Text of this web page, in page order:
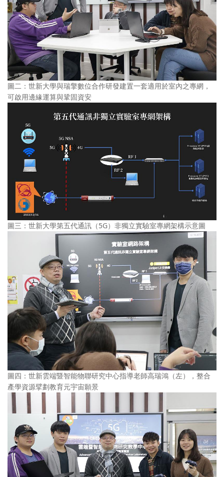
圖二：世新大學與瑞擎數位合作研發建置一套適用於室內之專網，
可啟用邊緣運算與鞏固資安
圖三：世新大學第五代通訊（5G）非獨立實驗室專網架構示意圖
圖四：世新雲端暨智能物聯研究中心指導老師高瑞鴻（左），整合
產學資源擘劃教育元宇宙願景